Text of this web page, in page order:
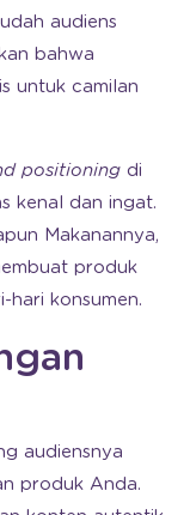
audiens
bahwa
untuk camilan
positioning di
kenal dan ingat.
Makanannya,
produk
hari konsumen.
audiensnya
produk Anda.